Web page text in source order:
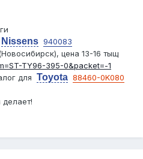
Nissens 940083
цена 13-16 тыщ
TY96-395-0&packet=-1
для Toyota 88460-0K080
делает!